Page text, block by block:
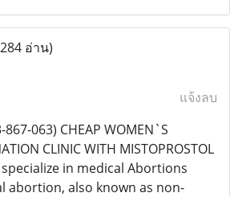
อ่าน)
แจ้งลบ
867-063) CHEAP WOMEN`S
CLINIC WITH MISTOPROSTOL
specialize in medical Abortions
abortion, also known as non-